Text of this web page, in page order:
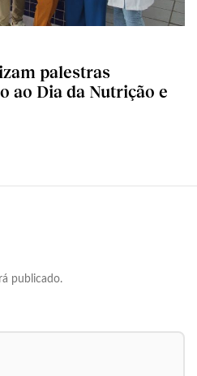
palestras
ao Dia da Nutrição e
publicado.